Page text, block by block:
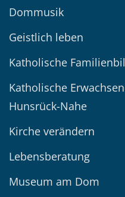
Dommusik
Geistlich leben
Katholische
Katholische
Hunsrück-Nahe
Kirche verändern
Lebensberatung
Museum am Dom